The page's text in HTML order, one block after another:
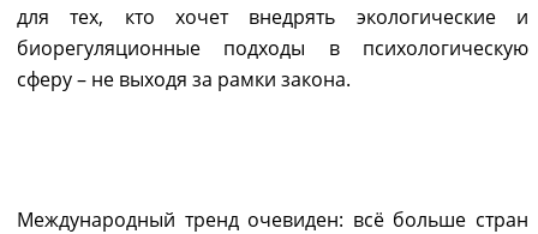
для тех, кто хочет внедрять экологические и
биорегуляционные подходы в психологическую
сферу – не выходя за рамки закона.
Международный тренд очевиден: всё больше стран